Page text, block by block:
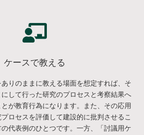
ケースで教える
ありのままに教える場面を想定すれば、そ
して行った研究のプロセスと考察結果へ
が教育行為になります。また、その応用
ロセスを評価して建設的に批判させるこ
代表例のひとつです。一方、「討議用ケ